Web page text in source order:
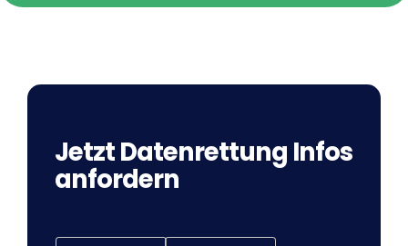
Jetzt Datenrettung Infos
anfordern